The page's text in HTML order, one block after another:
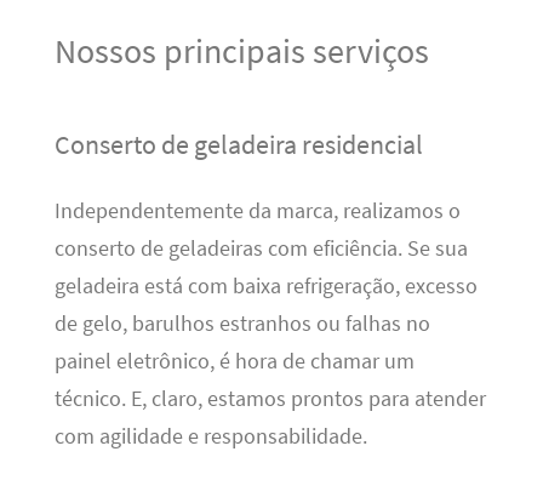
Nossos principais serviços
Conserto de geladeira residencial
Independentemente da marca, realizamos o
conserto de geladeiras com eficiência. Se sua
geladeira está com baixa refrigeração, excesso
de gelo, barulhos estranhos ou falhas no
painel eletrônico, é hora de chamar um
técnico. E, claro, estamos prontos para atender
com agilidade e responsabilidade.